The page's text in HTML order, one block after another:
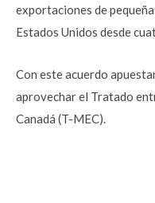
exportaciones de
Estados Unidos desde
Con este acuerdo
aprovechar el Tratado
Canadá (T-MEC).